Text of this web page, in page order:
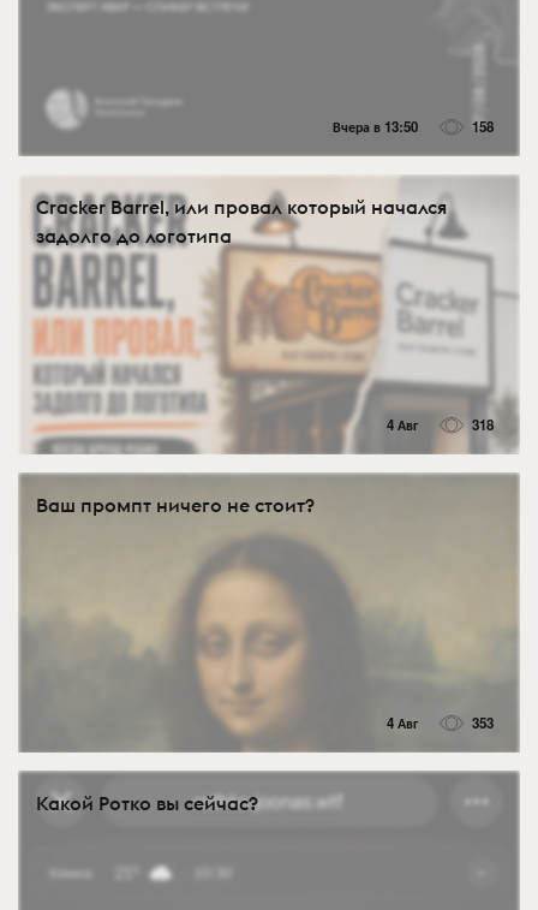
Вчера в 13:50 158
Cracker Barrel, или провал который начался
задолго до логотипа
4 Авг 318
Ваш промпт ничего не стоит?
4 Авг 353
Какой Ротко вы сейчас?